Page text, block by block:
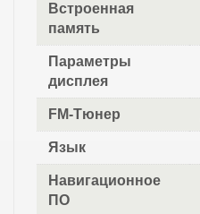
Встроенная
память
Параметры
дисплея
FM-Тюнер
Язык
Навигационное
ПО